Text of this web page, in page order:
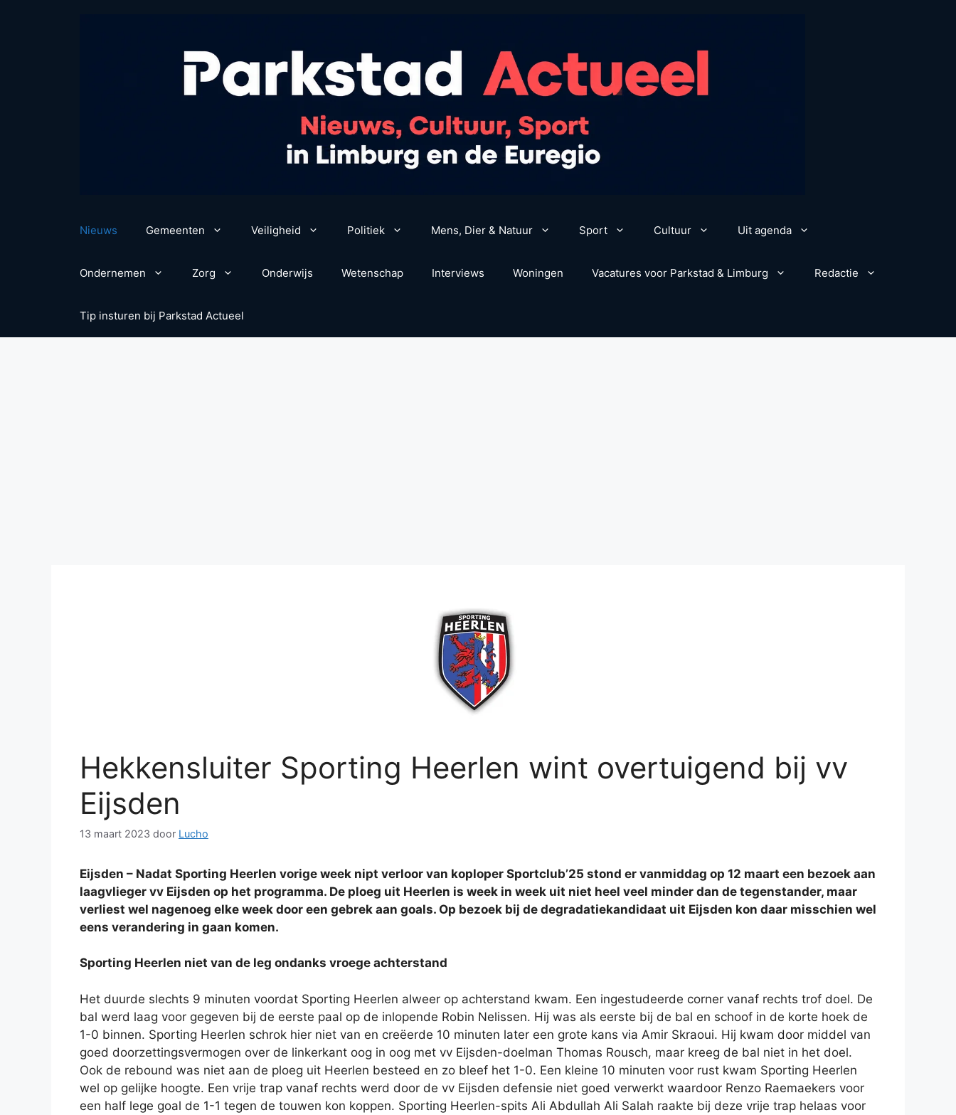
Nieuws Gemeenten Veiligheid Politiek Mens, Dier & Natuur Sport Cultuur Uit agenda
Ondernemen Zorg Onderwijs Wetenschap Interviews Woningen Vacatures voor Parkstad & Limburg Redactie
Tip insturen bij Parkstad Actueel
Hekkensluiter Sporting Heerlen wint overtuigend bij vv
Eijsden
13 maart 2023 door Lucho
Eijsden – Nadat Sporting Heerlen vorige week nipt verloor van koploper Sportclub’25 stond er vanmiddag op 12 maart een bezoek aan
laagvlieger vv Eijsden op het programma. De ploeg uit Heerlen is week in week uit niet heel veel minder dan de tegenstander, maar
verliest wel nagenoeg elke week door een gebrek aan goals. Op bezoek bij de degradatiekandidaat uit Eijsden kon daar misschien wel
eens verandering in gaan komen.
Sporting Heerlen niet van de leg ondanks vroege achterstand
Het duurde slechts 9 minuten voordat Sporting Heerlen alweer op achterstand kwam. Een ingestudeerde corner vanaf rechts trof doel. De
bal werd laag voor gegeven bij de eerste paal op de inlopende Robin Nelissen. Hij was als eerste bij de bal en schoof in de korte hoek de
1-0 binnen. Sporting Heerlen schrok hier niet van en creëerde 10 minuten later een grote kans via Amir Skraoui. Hij kwam door middel van
goed doorzettingsvermogen over de linkerkant oog in oog met vv Eijsden-doelman Thomas Rousch, maar kreeg de bal niet in het doel.
Ook de rebound was niet aan de ploeg uit Heerlen besteed en zo bleef het 1-0. Een kleine 10 minuten voor rust kwam Sporting Heerlen
wel op gelijke hoogte. Een vrije trap vanaf rechts werd door de vv Eijsden defensie niet goed verwerkt waardoor Renzo Raemaekers voor
een half lege goal de 1-1 tegen de touwen kon koppen. Sporting Heerlen-spits Ali Abdullah Ali Salah raakte bij deze vrije trap helaas voor